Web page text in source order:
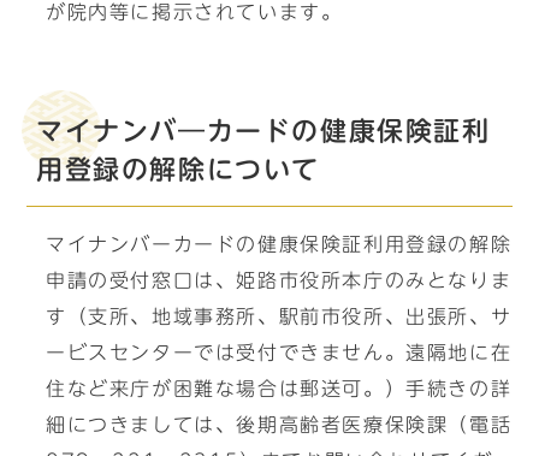
が院内等に掲示されています。
マイナンバ―カードの健康保険証利
用登録の解除について
マイナンバーカードの健康保険証利用登録の解除
申請の受付窓口は、姫路市役所本庁のみとなりま
す（支所、地域事務所、駅前市役所、出張所、サ
ービスセンターでは受付できません。遠隔地に在
住など来庁が困難な場合は郵送可。）手続きの詳
細につきましては、後期高齢者医療保険課（電話